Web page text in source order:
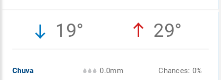
19° 29°
Chuva
0.0mm
Chances: 0%